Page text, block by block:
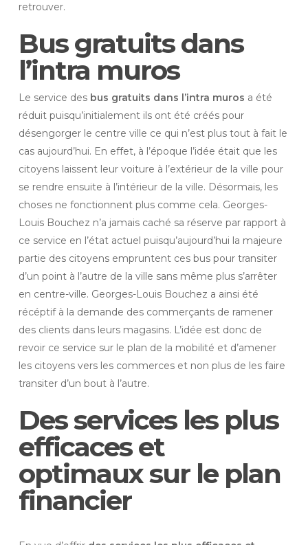
retrouver.
Bus gratuits dans
l’intra muros
Le service des bus gratuits dans l’intra muros a été
réduit puisqu’initialement ils ont été créés pour
désengorger le centre ville ce qui n’est plus tout à fait le
cas aujourd’hui. En effet, à l’époque l’idée était que les
citoyens laissent leur voiture à l’extérieur de la ville pour
se rendre ensuite à l’intérieur de la ville. Désormais, les
choses ne fonctionnent plus comme cela. Georges-
Louis Bouchez n’a jamais caché sa réserve par rapport à
ce service en l’état actuel puisqu’aujourd’hui la majeure
partie des citoyens empruntent ces bus pour transiter
d’un point à l’autre de la ville sans même plus s’arrêter
en centre-ville. Georges-Louis Bouchez a ainsi été
récéptif à la demande des commerçants de ramener
des clients dans leurs magasins. L’idée est donc de
revoir ce service sur le plan de la mobilité et d’amener
les citoyens vers les commerces et non plus de les faire
transiter d’un bout à l’autre.
Des services les plus
efficaces et
optimaux sur le plan
financier